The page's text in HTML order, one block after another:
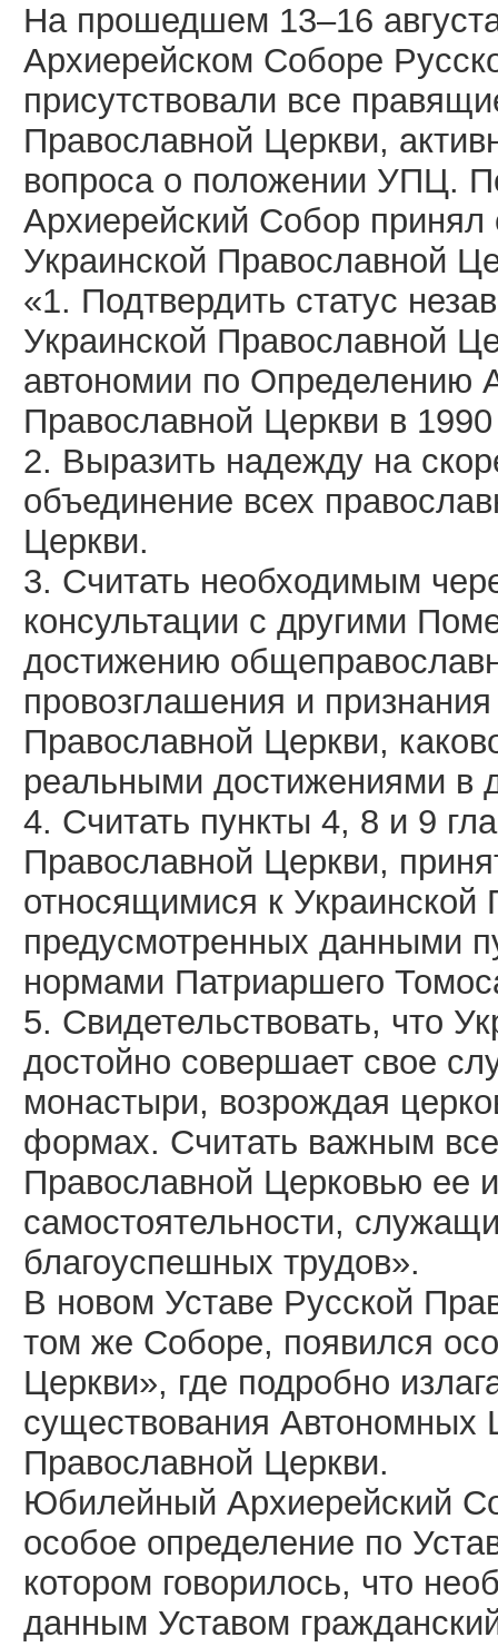
На прошедшем 13–16
Архиерейском Соборе
присутствовали все
Православной Церкви,
вопроса о положении УПЦ.
Архиерейский Собор
Украинской Православной
«1. Подтвердить статус
Украинской Православной
автономии по Определению
Православной Церкви в 1990
2. Выразить надежду на
объединение всех
Церкви.
3. Считать необходимым
консультации с другими
достижению
провозглашения и
Православной Церкви,
реальными достижениями в
4. Считать пункты 4, 8 и 9
Православной Церкви,
относящимися к
предусмотренных данными
нормами Патриаршего
5. Свидетельствовать, что
достойно совершает свое
монастыри, возрождая
формах. Считать важным
Православной Церковью ее
самостоятельности,
благоуспешных трудов».
В новом Уставе Русской
том же Соборе, появился
Церкви», где подробно
существования Автономных
Православной Церкви.
Юбилейный Архиерейский
особое определение по
котором говорилось, что
данным Уставом